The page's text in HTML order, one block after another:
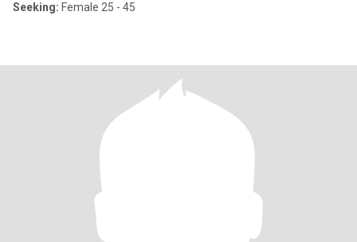
Seeking: Female 25 - 45